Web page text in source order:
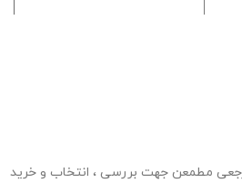
مطمعن جهت بررسی ، انتخاب و خرید